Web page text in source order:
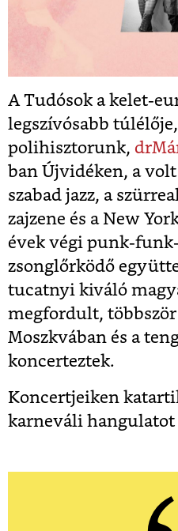
A Tudósok a kelet-
legszívósabb
polihisztorunk,
ban Újvidéken, a
szabad jazz, a
zajzene és a New
évek végi punk-
zsonglőrködő
tucatnyi kiváló
megfordult,
Moszkvában és a
koncerteztek.
Koncertjeiken
karneváli hangulatot